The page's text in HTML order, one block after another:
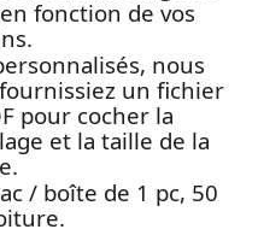
fonction de vos
nous
un fichier
pour cocher la
et la taille de la
/ boîte de 1 pc, 50